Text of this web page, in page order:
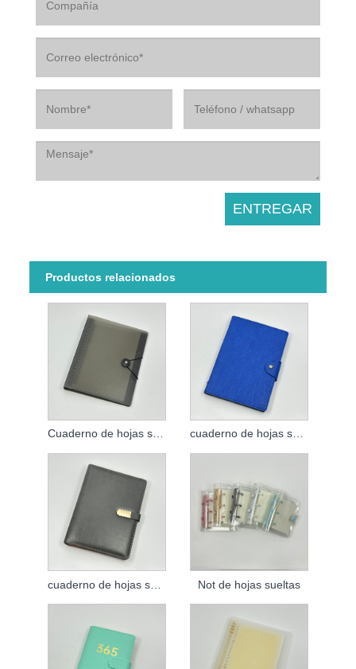
Productos relacionados
Cuaderno de hojas sueltas de PVC cuaderno de hojas sueltas
Not de hojas sueltas